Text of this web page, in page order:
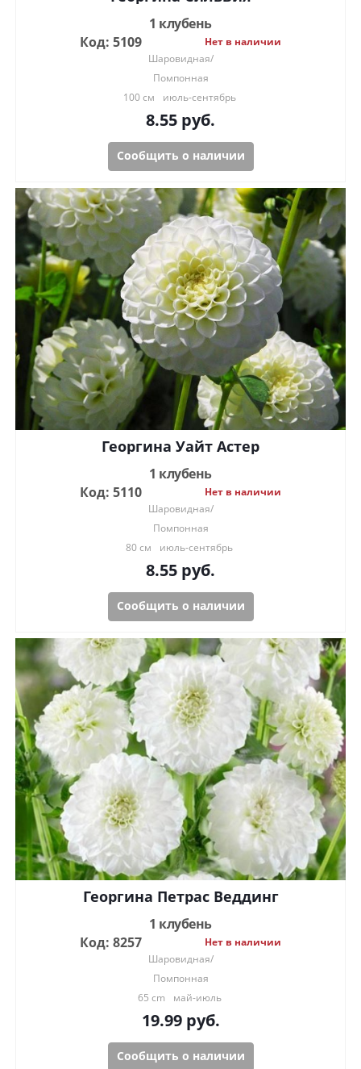
1 клубень
Код: 5109
Нет в наличии
Шаровидная/
Помпонная
100 см
июль-сентябрь
8.55 руб.
Сообщить о наличии
Георгина Уайт Астер
1 клубень
Код: 5110
Нет в наличии
Шаровидная/
Помпонная
80 см
июль-сентябрь
8.55 руб.
Сообщить о наличии
Георгина Петрас Веддинг
1 клубень
Код: 8257
Нет в наличии
Шаровидная/
Помпонная
65 cm
май-июль
19.99руб.
Сообщить о наличии